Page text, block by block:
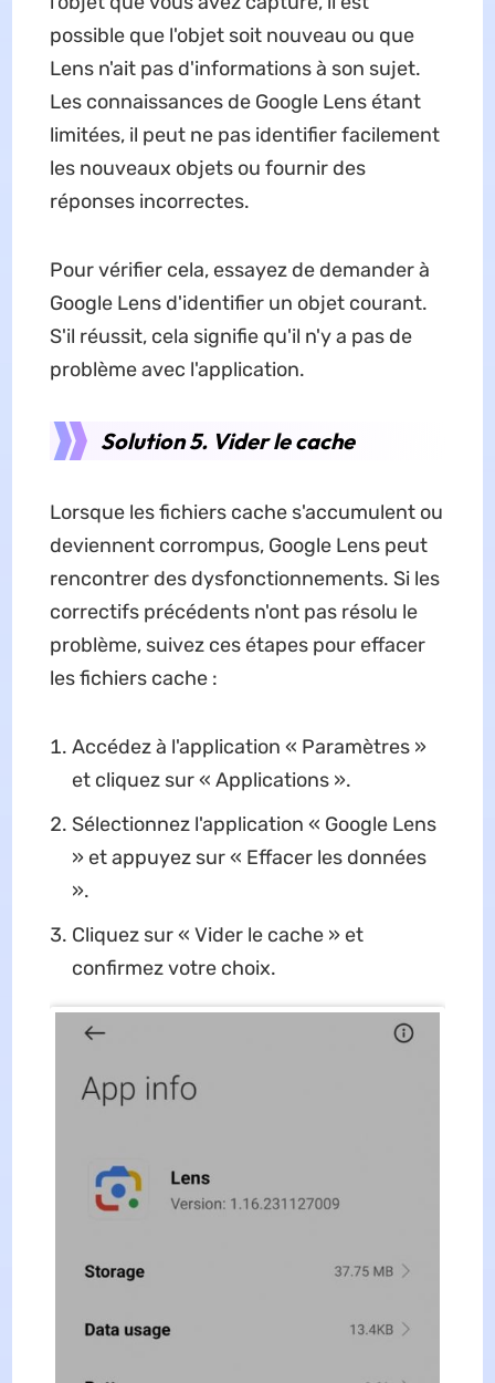
possible que l'objet soit nouveau ou que
Lens n'ait pas d'informations à son sujet.
Les connaissances de Google Lens étant
limitées, il peut ne pas identifier facilement
les nouveaux objets ou fournir des
réponses incorrectes.
Pour vérifier cela, essayez de demander à
Google Lens d'identifier un objet courant.
S'il réussit, cela signifie qu'il n'y a pas de
problème avec l'application.
Solution 5. Vider le cache
Lorsque les fichiers cache s'accumulent ou
deviennent corrompus, Google Lens peut
rencontrer des dysfonctionnements. Si les
correctifs précédents n'ont pas résolu le
problème, suivez ces étapes pour effacer
les fichiers cache :
Accédez à l'application « Paramètres »
et cliquez sur « Applications ».
Sélectionnez l'application « Google Lens
» et appuyez sur « Effacer les données
».
Cliquez sur « Vider le cache » et
confirmez votre choix.